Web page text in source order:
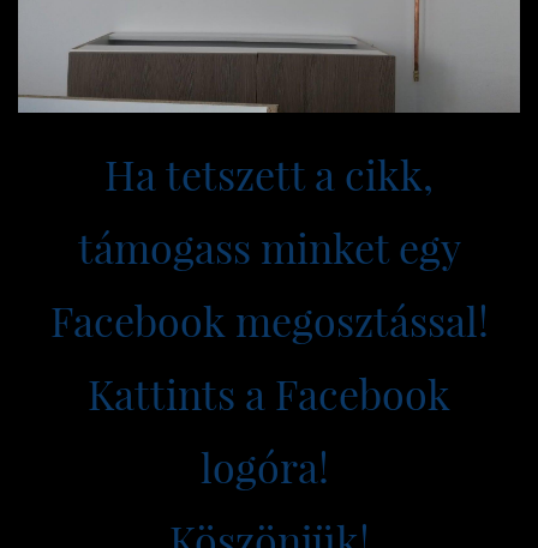
Ha tetszett a cikk,
támogass minket egy
Facebook megosztással!
Kattints a Facebook
logóra!